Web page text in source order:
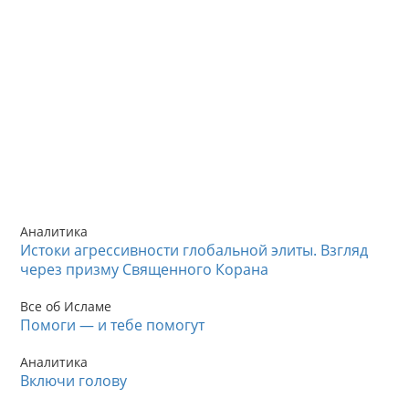
Аналитика
Истоки агрессивности глобальной элиты. Взгляд
через призму Священного Корана
Все об Исламе
Помоги — и тебе помогут
Аналитика
Включи голову